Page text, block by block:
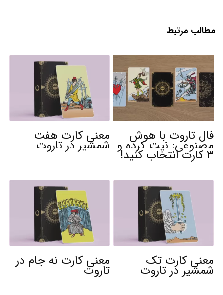
مطالب مرتبط
فال تاروت با هوش
مصنوعی: نیت کرده و
۳ کارت انتخاب کنید!
معنی کارت هفت
شمشیر در تاروت
معنی کارت تک
شمشیر در تاروت
معنی کارت نه جام در
تاروت